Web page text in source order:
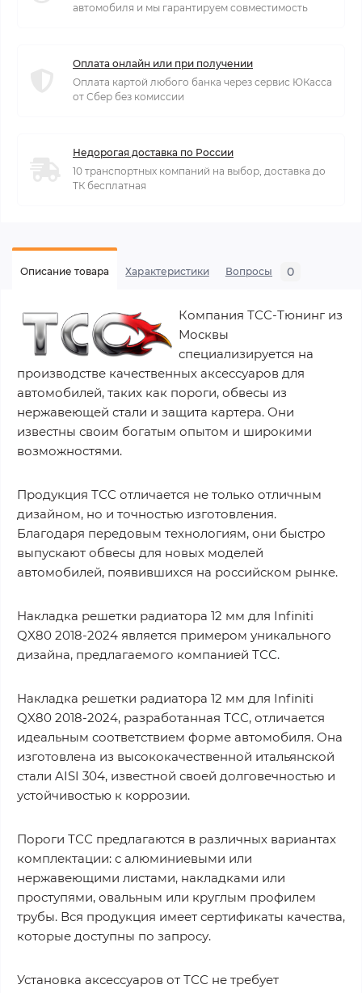
автомобиля и мы гарантируем совместимость
Оплата онлайн или при получении
Оплата картой любого банка через сервис ЮКасса
от Сбер без комиссии
Недорогая доставка по России
10 транспортных компаний на выбор, доставка до
ТК бесплатная
Описание товара Характеристики Вопросы 0
Компания ТСС-Тюнинг из
Москвы
специализируется на
производстве качественных аксессуаров для
автомобилей, таких как пороги, обвесы из
нержавеющей стали и защита картера. Они
известны своим богатым опытом и широкими
возможностями.
Продукция ТСС отличается не только отличным
дизайном, но и точностью изготовления.
Благодаря передовым технологиям, они быстро
выпускают обвесы для новых моделей
автомобилей, появившихся на российском рынке.
Накладка решетки радиатора 12 мм для Infiniti
QX80 2018-2024 является примером уникального
дизайна, предлагаемого компанией ТСС.
Накладка решетки радиатора 12 мм для Infiniti
QX80 2018-2024, разработанная ТСС, отличается
идеальным соответствием форме автомобиля. Она
изготовлена из высококачественной итальянской
стали AISI 304, известной своей долговечностью и
устойчивостью к коррозии.
Пороги ТСС предлагаются в различных вариантах
комплектации: с алюминиевыми или
нержавеющими листами, накладками или
проступями, овальным или круглым профилем
трубы. Вся продукция имеет сертификаты качества,
которые доступны по запросу.
Установка аксессуаров от ТСС не требует